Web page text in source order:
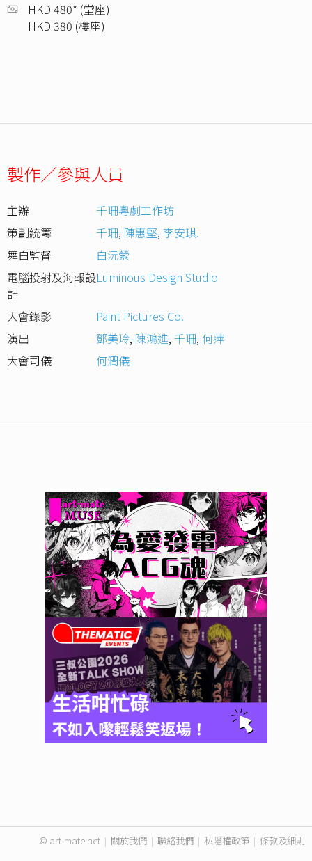
HKD 480* (堂座)
HKD 380 (樓座)
製作／參與人員
主辦
千珊粵劇工作坊
策劃統籌
千珊, 陳惠堅,李安琪.
舞白監督
白沅縈
電腦投射及海報設
計
Luminous Design Studio
大會錄影
Paint Pictures Co.
演出
鄧美玲, 陳鴻進,千珊, 何萍
大會司儀
何潤儀
© art-mate.net | 關於我們 | 聯絡我們 | 私隱權政策 | 條款及細則